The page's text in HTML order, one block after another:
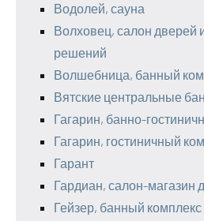
Водолей, сауна
Волховец, салон дверей
решений
Волшебница, банный
Вятские центральные
Гагарин, банно-
Гагарин, гостиничный
Гарант
Гардиан, салон-магазин
Гейзер, банный комплекс